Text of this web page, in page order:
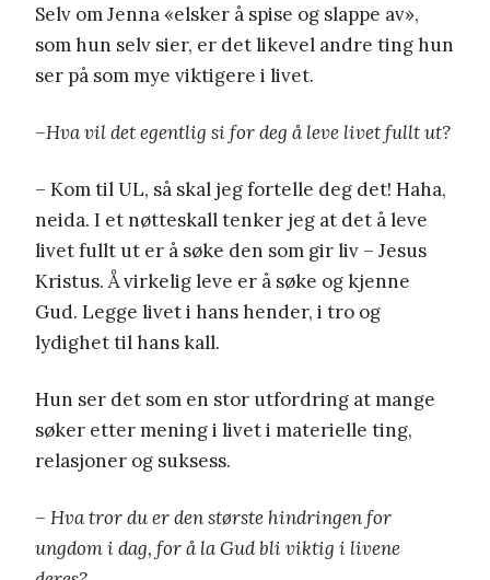
Selv om Jenna «elsker å spise og slappe av»,
som hun selv sier, er det likevel andre ting hun
ser på som mye viktigere i livet.
–Hva vil det egentlig si for deg å leve livet fullt ut?
– Kom til UL, så skal jeg fortelle deg det! Haha,
neida. I et nøtteskall tenker jeg at det å leve
livet fullt ut er å søke den som gir liv – Jesus
Kristus. Å virkelig leve er å søke og kjenne
Gud. Legge livet i hans hender, i tro og
lydighet til hans kall.
Hun ser det som en stor utfordring at mange
søker etter mening i livet i materielle ting,
relasjoner og suksess.
– Hva tror du er den største hindringen for
ungdom i dag, for å la Gud bli viktig i livene